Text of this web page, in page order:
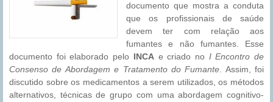
documento que mostra a conduta
que os profissionais de saúde
devem ter com relação aos
fumantes e não fumantes. Esse
documento foi elaborado pelo INCAe criado no I Encontro de
Consenso de Abordagem e Tratamento do Fumante . Assim, foi
discutido sobre os medicamentos a serem utilizados, os métodos
alternativos, técnicas de grupo com uma abordagem cognitivo-